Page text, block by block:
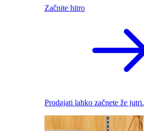
Začnite hitro
Prodajati lahko začnete že jutri.